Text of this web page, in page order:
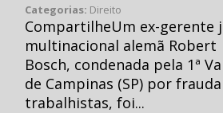
Categorias: Direito
CompartilheUm ex-gerente
multinacional alemã Robert
Bosch, condenada pela 1ª
de Campinas (SP) por
trabalhistas, foi...